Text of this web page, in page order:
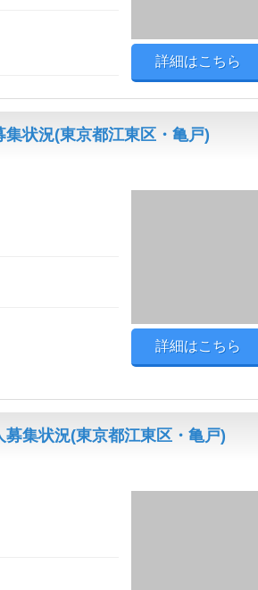
詳細はこちら
状況(東京都江東区・亀戸)
詳細はこちら
集状況(東京都江東区・亀戸)